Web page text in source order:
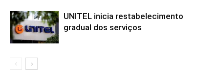
UNITEL inicia restabelecimento
gradual dos serviços